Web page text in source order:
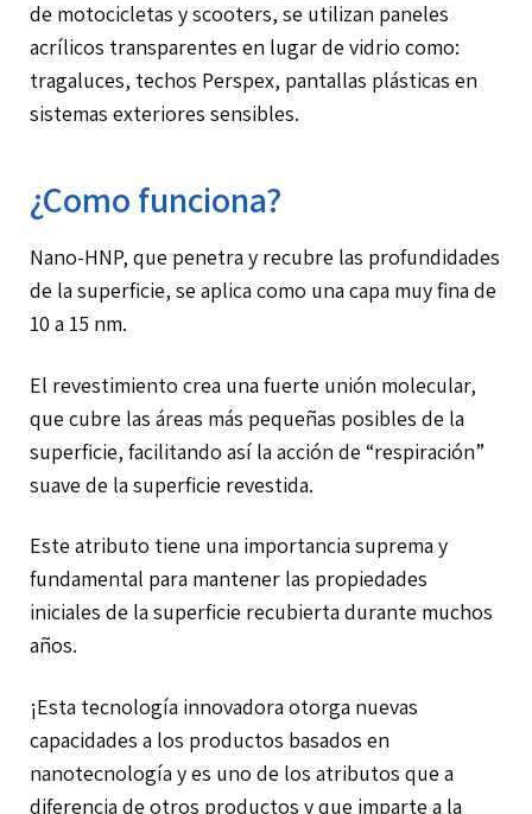
de motocicletas y scooters, se utilizan paneles
acrílicos transparentes en lugar de vidrio como:
tragaluces, techos Perspex, pantallas plásticas en
sistemas exteriores sensibles.
¿Como funciona?
Nano-HNP, que penetra y recubre las profundidades
de la superficie, se aplica como una capa muy fina de
10 a 15 nm.
El revestimiento crea una fuerte unión molecular,
que cubre las áreas más pequeñas posibles de la
superficie, facilitando así la acción de “respiración”
suave de la superficie revestida.
Este atributo tiene una importancia suprema y
fundamental para mantener las propiedades
iniciales de la superficie recubierta durante muchos
años.
¡Esta tecnología innovadora otorga nuevas
capacidades a los productos basados ​​en
nanotecnología y es uno de los atributos que a
diferencia de otros productos y que imparte a la